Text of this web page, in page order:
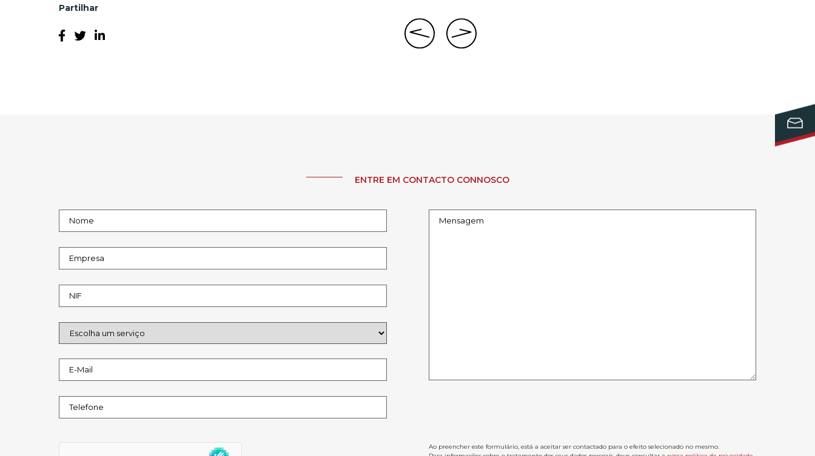
Partilhar
ENTRE EM CONTACTO CONNOSCO
Ao preencher este formulário, está a aceitar ser contactado para o efeito selecionado no mesmo.